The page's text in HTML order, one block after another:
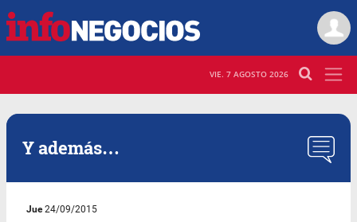
VIE. 7 AGOSTO 2026
Y además…
Jue24/09/2015